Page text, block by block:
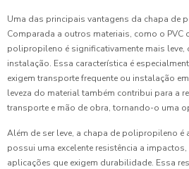
Uma das principais vantagens da chapa de
Comparada a outros materiais, como o PVC
polipropileno é significativamente mais leve,
instalação. Essa característica é
exigem transporte frequente ou instalação
leveza do material também contribui para a
transporte e mão de obra, tornando-o uma
Além de ser leve, a chapa de polipropileno é
possui uma excelente resistência a
aplicações que exigem durabilidade. Essa